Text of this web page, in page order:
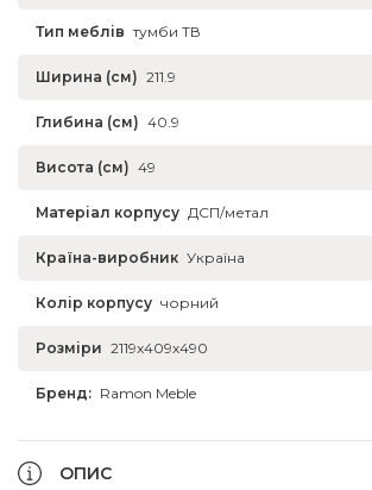
Тип меблів тумби ТВ
Ширина (см) 211.9
Глибина (см) 40.9
Висота (см) 49
Матеріал корпусу ДСП/метал
Країна-виробник Україна
Колір корпусу чорний
Розміри 2119x409x490
Бренд: Ramon Meble
ОПИС